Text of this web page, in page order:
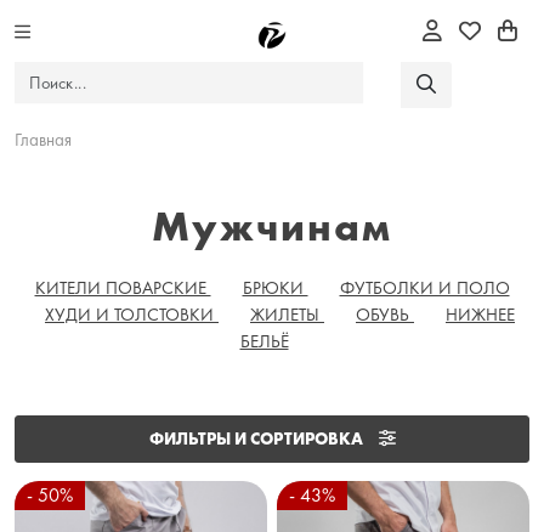
Главная
Мужчинам
КИТЕЛИ ПОВАРСКИЕ БРЮКИ
ФУТБОЛКИ И ПОЛО
ХУДИ И ТОЛСТОВКИ
ЖИЛЕТЫ ОБУВЬ
НИЖНЕЕ
БЕЛЬЁ
ФИЛЬТРЫ И СОРТИРОВКА
- 50% - 43%